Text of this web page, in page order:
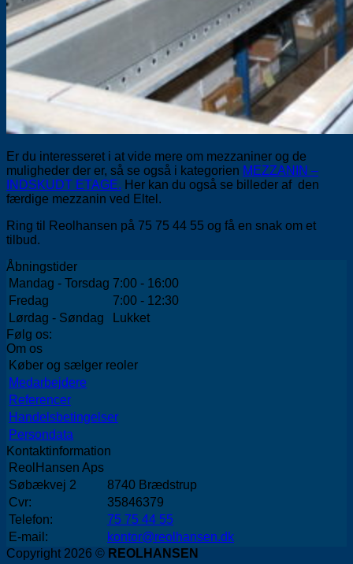
Er du interesseret i at vide mere om mezzaniner og de
muligheder der er, så se også i kategorien MEZZANIN –
INDSKUDT ETAGE. Her kan du også se billeder af den
færdige mezzanin ved Eltel.
Ring til Reolhansen på 75 75 44 55 og få en snak om et
tilbud.
Åbningstider
Mandag - Torsdag 7:00 - 16:00
Fredag
7:00 - 12:30
Lørdag - Søndag
Lukket
Følg os:
Om os
Køber og sælger reoler
Medarbejdere
Referencer
Handelsbetingelser
Persondata
Kontaktinformation
ReolHansen Aps
Søbækvej 2
8740 Brædstrup
Cvr:
35846379
Telefon:
75 75 44 55
E-mail:
kontor@reolhansen.dk
Copyright 2026 © REOLHANSEN